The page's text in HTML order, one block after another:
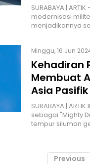
SURABAYA |
modernisasi
menjadikannya
Minggu, 16 Jun
Kehadiran
Membuat
Asia Pasifik
SURABAYA |
sebagai "Mighty
tempur siluman
Previous